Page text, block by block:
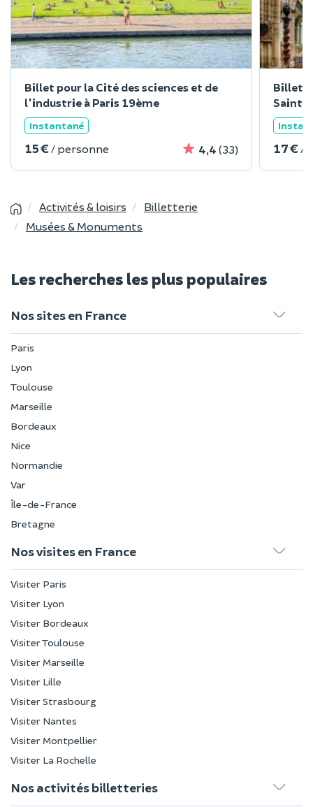
Billet pour la Cité des sciences et de
l'industrie à Paris 19ème
Instantané
15 € / personne 4,4 (33)
Billet
Saint-
17 € /
Activités & loisirs
Billetterie
Musées & Monuments
Les recherches les plus populaires
Nos sites en France
Paris
Lyon
Toulouse
Marseille
Bordeaux
Nice
Normandie
Var
Île-de-France
Bretagne
Nos visites en France
Visiter Paris
Visiter Lyon
Visiter Bordeaux
Visiter Toulouse
Visiter Marseille
Visiter Lille
Visiter Strasbourg
Visiter Nantes
Visiter Montpellier
Visiter La Rochelle
Nos activités billetteries